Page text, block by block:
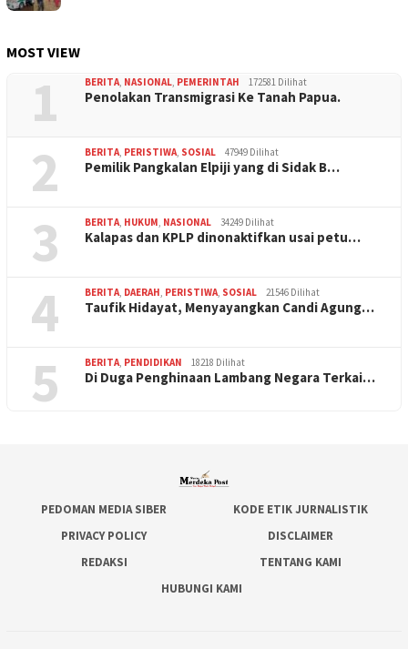
MOST VIEW
1 BERITA NASIONAL PEMERINTAH 172581 Dilihat
Penolakan Transmigrasi Ke Tanah Papua.
2 BERITA PERISTIWA SOSIAL 47949 Dilihat
Pemilik Pangkalan Elpiji yang di Sidak B…
3 BERITA HUKUM NASIONAL 34249 Dilihat
Kalapas dan KPLP dinonaktifkan usai petu…
4 BERITA DAERAH PERISTIWA SOSIAL 21546 Dilihat
Taufik Hidayat, Menyayangkan Candi Agung…
5 BERITA PENDIDIKAN 18218 Dilihat
Di Duga Penghinaan Lambang Negara Terkai…
PEDOMAN MEDIA SIBER
KODE ETIK JURNALISTIK
PRIVACY POLICY
DISCLAIMER
REDAKSI
TENTANG KAMI
HUBUNGI KAMI